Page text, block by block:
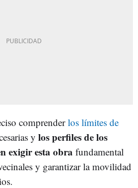
comprenderlos límites de
y los perfiles de los
exigir esta obra fundamental
y garantizar la movilidad